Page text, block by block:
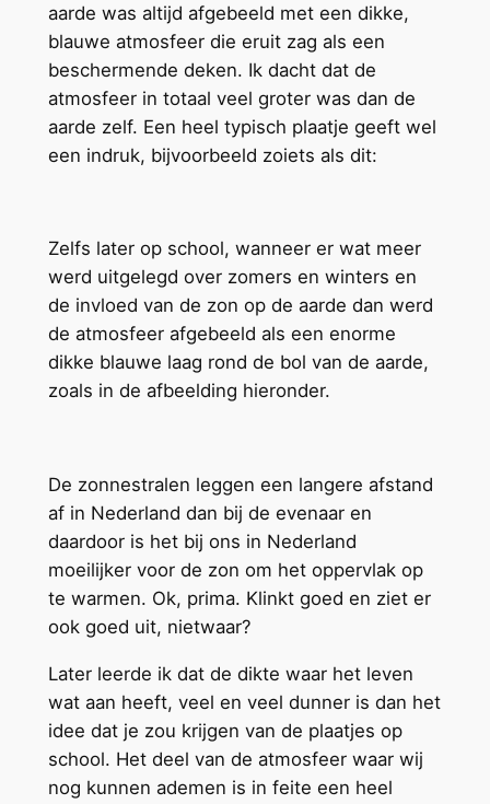
aarde was altijd afgebeeld met een dikke,
blauwe atmosfeer die eruit zag als een
beschermende deken. Ik dacht dat de
atmosfeer in totaal veel groter was dan de
aarde zelf. Een heel typisch plaatje geeft wel
een indruk, bijvoorbeeld zoiets als dit:
Zelfs later op school, wanneer er wat meer
werd uitgelegd over zomers en winters en
de invloed van de zon op de aarde dan werd
de atmosfeer afgebeeld als een enorme
dikke blauwe laag rond de bol van de aarde,
zoals in de afbeelding hieronder.
De zonnestralen leggen een langere afstand
af in Nederland dan bij de evenaar en
daardoor is het bij ons in Nederland
moeilijker voor de zon om het oppervlak op
te warmen. Ok, prima. Klinkt goed en ziet er
ook goed uit, nietwaar?
Later leerde ik dat de dikte waar het leven
wat aan heeft, veel en veel dunner is dan het
idee dat je zou krijgen van de plaatjes op
school. Het deel van de atmosfeer waar wij
nog kunnen ademen is in feite een heel